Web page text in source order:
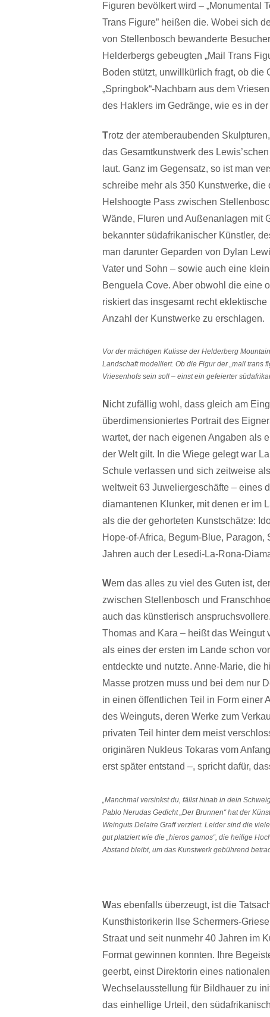
Figuren bevölkert wird – „Monumental
Trans Figure” heißen die. Wobei sich
von Stellenbosch bewanderte
Helderbergs gebeugten „Mail Trans
Boden stützt, unwillkürlich fragt, ob die
„Springbok“-Nachbarn aus dem
des Haklers im Gedränge, wie es in
Trotz der atemberaubenden
das Gesamtkunstwerk des
laut. Ganz im Gegensatz, so ist man
schreibe mehr als 350 Kunstwerke,
Helshoogte Pass zwischen
Wände, Fluren und Außenanlagen mit
bekannter südafrikanischer Künstler,
man darunter Geparden von Dylan
Vater und Sohn – sowie auch eine
Benguela Cove. Aber obwohl die eine
riskiert das insgesamt recht
Anzahl der Kunstwerke zu erschlagen.
Vor der mächtigen Kulisse der Helderberg
Landschaft modelliert. Ob die Figur der „mail trans
Vriesenhofs sein soll – einst ein gefeierter
N icht zufällig wohl, dass gleich am
überdimensioniertes Portrait des
wartet, der nach eigenen Angaben als
der Welt gilt. In die Wiege gelegt war
Schule verlassen und sich zeitweise
weltweit 63 Juweliergeschäfte – eines
diamantenen Klunker, mit denen er im
als die der gehorteten Kunstschätze:
Hope-of-Africa, Begum-Blue, Paragon,
Jahren auch der Lesedi-La-Rona-
Wem das alles zu viel des Guten ist,
zwischen Stellenbosch und
auch das künstlerisch
Thomas and Kara – heißt das Weingut
als eines der ersten im Lande schon
entdeckte und nutzte. Anne-Marie, die
Masse protzen muss und bei dem nur
in einen öffentlichen Teil in Form einer
des Weinguts, deren Werke zum
privaten Teil hinter dem meist
originären Nukleus Tokaras vom
erst später entstand –, spricht dafür,
„Manchmal versinkst du, fällst hinab in dein
Pablo Nerudas Gedicht „Der Brunnen“ hat der
Weinguts Delaire Graff verziert. Leider sind die
gut platziert wie die „hieros gamos“, die heilige
Abstand bleibt, um das Kunstwerk gebührend
Was ebenfalls überzeugt, ist die
Kunsthistorikerin Ilse Schermers-
Straat und seit nunmehr 40 Jahren im
Format gewinnen konnten. Ihre
geerbt, einst Direktorin eines
Wechselausstellung für Bildhauer zu
das einhellige Urteil, den